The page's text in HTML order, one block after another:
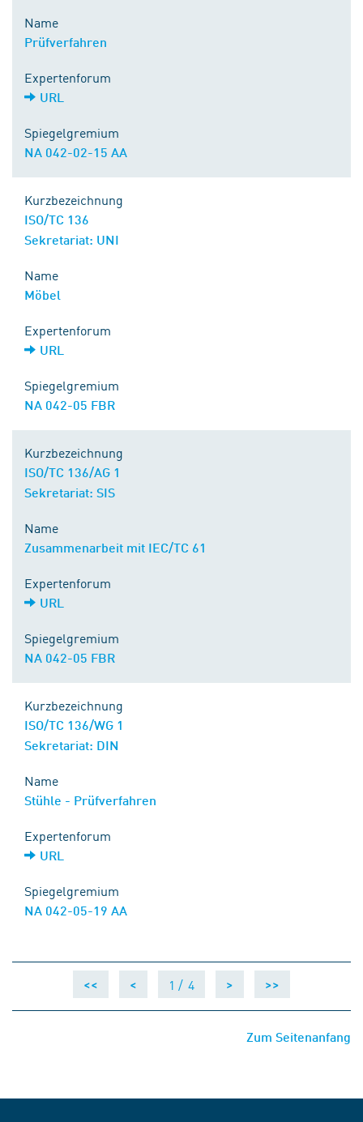
Name
Prüfverfahren
Expertenforum
URL
Spiegelgremium
NA 042-02-15 AA
Kurzbezeichnung
ISO/TC 136
Sekretariat: UNI
Name
Möbel
Expertenforum
URL
Spiegelgremium
NA 042-05 FBR
Kurzbezeichnung
ISO/TC 136/AG 1
Sekretariat: SIS
Name
Zusammenarbeit mit IEC/TC 61
Expertenforum
URL
Spiegelgremium
NA 042-05 FBR
Kurzbezeichnung
ISO/TC 136/WG 1
Sekretariat: DIN
Name
Stühle - Prüfverfahren
Expertenforum
URL
Spiegelgremium
NA 042-05-19 AA
<< < 1 / 4 > >>
Zum Seitenanfang